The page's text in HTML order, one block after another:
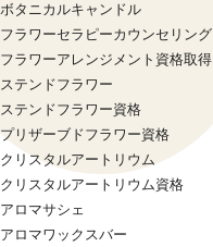
ボタニカルキャンドル
フラワーセラピーカウンセリング
フラワーアレンジメント資格取得
ステンドフラワー
ステンドフラワー資格
プリザーブドフラワー資格
クリスタルアートリウム
クリスタルアートリウム資格
アロマサシェ
アロマワックスバー